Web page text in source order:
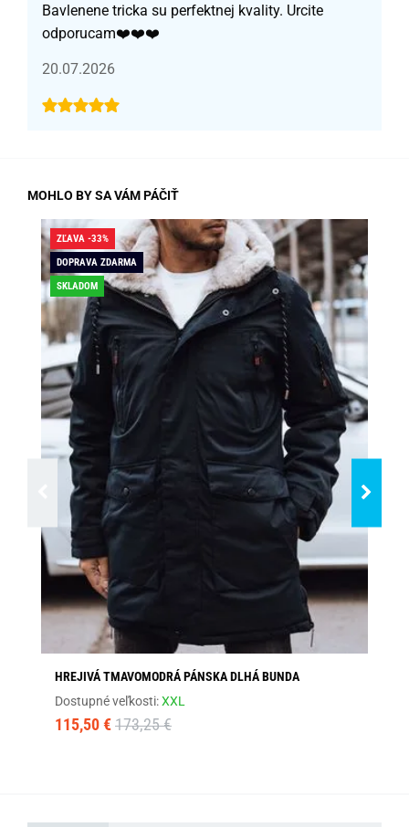
Bavlenene tricka su perfektnej kvality. Urcite
odporucam❤️❤️❤️
20.07.2026
MOHLO BY SA VÁM PÁČIŤ
ZĽAVA -33%
DOPRAVA ZDARMA
SKLADOM
HREJIVÁ TMAVOMODRÁ PÁNSKA DLHÁ BUNDA
Dostupné veľkosti:XXL
115,50 € 173,25 €